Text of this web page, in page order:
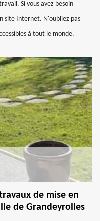
Si vous avez besoin
site Internet. N'oubliez pas
à tout le monde.
de mise en
de Grandeyrolles